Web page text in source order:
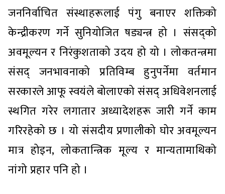
जननिर्वाचित संस्थाहरूलाई पंगु बनाएर शक्तिको
केन्द्रीकरण गर्ने सुनियोजित षड्यन्त्र हो । संसद्को
अवमूल्यन र निरंकुशताको उदय हो यो । लोकतन्त्रमा
संसद् जनभावनाको प्रतिविम्ब हुनुपर्नेमा वर्तमान
सरकारले आफू स्वयंले बोलाएको संसद् अधिवेशनलाई
स्थगित गरेर लगातार अध्यादेशहरू जारी गर्ने काम
गरिरहेको छ । यो संसदीय प्रणालीको घोर अवमूल्यन
मात्र होइन, लोकतान्त्रिक मूल्य र मान्यतामाथिको
नांगो प्रहार पनि हो ।